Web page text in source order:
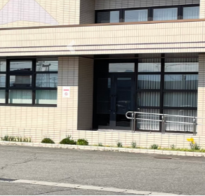
Previous